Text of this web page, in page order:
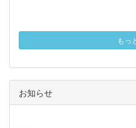
もっ
お知らせ